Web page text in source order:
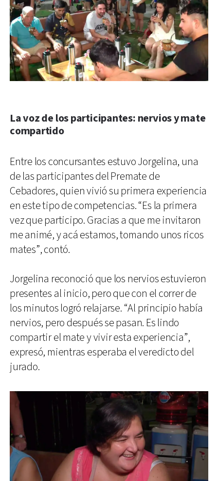
La voz de los participantes: nervios y mate
compartido
Entre los concursantes estuvo Jorgelina, una
de las participantes del Premate de
Cebadores, quien vivió su primera experiencia
en este tipo de competencias. “Es la primera
vez que participo. Gracias a que me invitaron
me animé, y acá estamos, tomando unos ricos
mates”, contó.
Jorgelina reconoció que los nervios estuvieron
presentes al inicio, pero que con el correr de
los minutos logró relajarse. “Al principio había
nervios, pero después se pasan. Es lindo
compartir el mate y vivir esta experiencia”,
expresó, mientras esperaba el veredicto del
jurado.